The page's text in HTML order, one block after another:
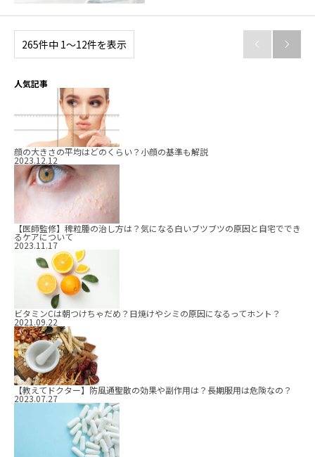
265件中 1〜12件を表示  
人気記事
顔の大きさの平均はどのくらい？小顔の基準も解説
2023.12.12
【医師監修】稗粒腫の治し方は？気になる白いブツブツの原因と自宅ででき
るケアについて
2023.11.17
ビタミンCは朝つけちゃだめ？日焼けやシミの原因になるってホント？
2021.09.22
【教えてドクター】防風通聖散の効果や副作用は？長期服用は危険なの？
2023.07.27